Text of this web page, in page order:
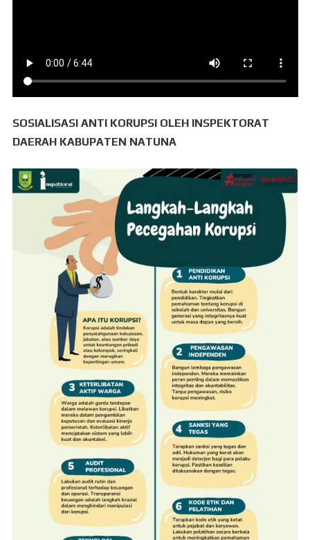
SOSIALISASI ANTI KORUPSI OLEH INSPEKTORAT
DAERAH KABUPATEN NATUNA